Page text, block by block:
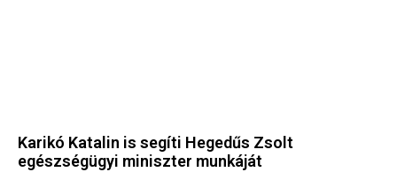
Karikó Katalin is segíti Hegedűs Zsolt
egészségügyi miniszter munkáját